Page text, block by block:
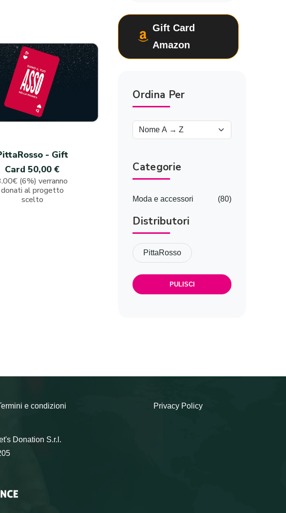
- Gift
Card 50,00 €
(6%) verranno
donati al progetto
scelto
Gift Card
Amazon
Ordina Per
Categorie
Moda e accessori (80)
Distributori
PittaRosso
PULISCI
e condizioni Privacy Policy
Donation S.r.l.